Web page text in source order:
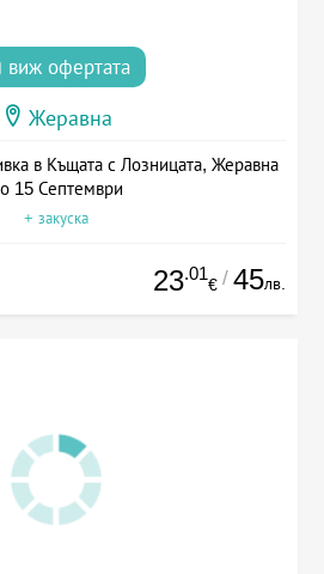
виж офертата
Жеравна
в Къщата с Лозницата, Жеравна
15 Септември
+ закуска
23.01
€ / 45лв.